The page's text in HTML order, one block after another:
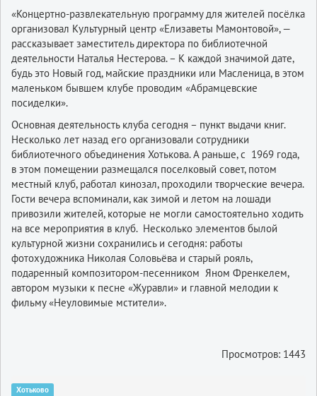
«Концертно-развлекательную программу для жителей посёлка
организовал Культурный центр «Елизаветы Мамонтовой», —
рассказывает заместитель директора по библиотечной
деятельности Наталья Нестерова. – К каждой значимой дате,
будь это Новый год, майские праздники или Масленица, в этом
маленьком бывшем клубе проводим «Абрамцевские
посиделки».
Основная деятельность клуба сегодня – пункт выдачи книг.
Несколько лет назад его организовали сотрудники
библиотечного объединения Хотькова. А раньше, с 1969 года,
в этом помещении размещался поселковый совет, потом
местный клуб, работал кинозал, проходили творческие вечера.
Гости вечера вспоминали, как зимой и летом на лошади
привозили жителей, которые не могли самостоятельно ходить
на все мероприятия в клуб. Несколько элементов былой
культурной жизни сохранились и сегодня: работы
фотохудожника Николая Соловьёва и старый рояль,
подаренный композитором-песенником Яном Френкелем,
автором музыки к песне «Журавли» и главной мелодии к
фильму «Неуловимые мстители».
Просмотров: 1443
Хотьково